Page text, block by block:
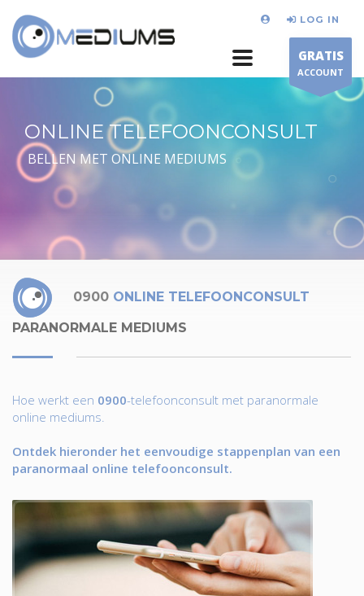
LOG IN
GRATIS
ACCOUNT
ONLINE TELEFOONCONSULT
BELLEN MET ONLINE MEDIUMS
0900 ONLINE TELEFOONCONSULT
PARANORMALE MEDIUMS
Hoe werkt een 0900-telefoonconsult met paranormale
online mediums.
Ontdek hieronder het eenvoudige stappenplan van een
paranormaal online telefoonconsult.